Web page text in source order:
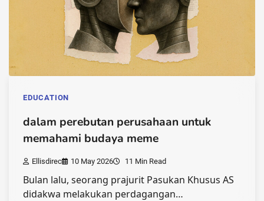
EDUCATION
dalam perebutan perusahaan untuk
memahami budaya meme
Ellisdirec 10 May 2026 11 Min Read
Bulan lalu, seorang prajurit Pasukan Khusus AS
didakwa melakukan perdagangan…